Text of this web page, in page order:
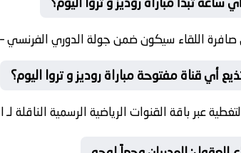
اللقاء سيكون ضمن جولة الدوري الفرنسي –
أي قناة مفتوحة مباراة روديز و تروا اليوم؟
عبر باقة القنوات الرياضية الرسمية الناقلة